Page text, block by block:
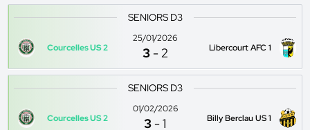
SENIORS D3
Courcelles US 2
25/01/2026
3 -2 Libercourt AFC 1
SENIORS D3
Courcelles US 2
01/02/2026
3 -1 Billy Berclau US 1